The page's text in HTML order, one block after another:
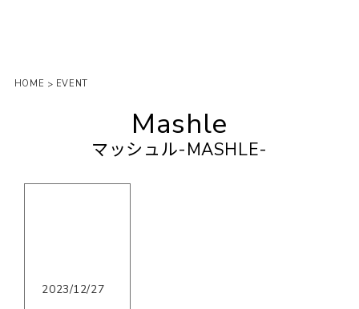
HOME > EVENT
Mashle
マッシュル-MASHLE-
2023/12/27